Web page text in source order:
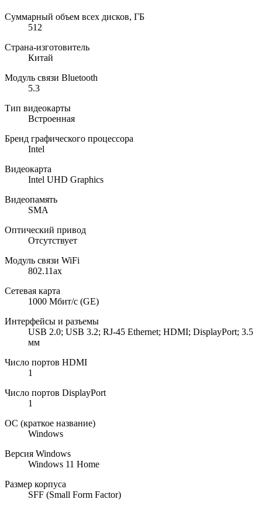
Суммарный объем всех дисков, ГБ
512
Страна-изготовитель
Китай
Модуль связи Bluetooth
5.3
Тип видеокарты
Встроенная
Бренд графического процессора
Intel
Видеокарта
Intel UHD Graphics
Видеопамять
SMA
Оптический привод
Отсутствует
Модуль связи WiFi
802.11ax
Сетевая карта
1000 Мбит/с (GE)
Интерфейсы и разъемы
USB 2.0; USB 3.2; RJ-45 Ethernet; HDMI; DisplayPort; 3.5
мм
Число портов HDMI
1
Число портов DisplayPort
1
ОС (краткое название)
Windows
Версия Windows
Windows 11 Home
Размер корпуса
SFF (Small Form Factor)